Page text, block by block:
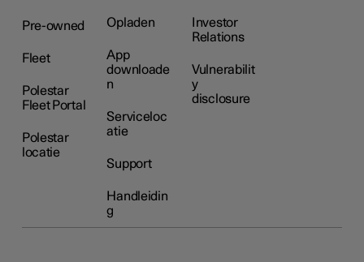
Pre-owned
Fleet
Polestar
Fleet Portal
Polestar
locatie
Opladen
App
downloade
n
Serviceloc
atie
Support
Handleidin
g
Investor
Relations
Vulnerabilit
y
disclosure